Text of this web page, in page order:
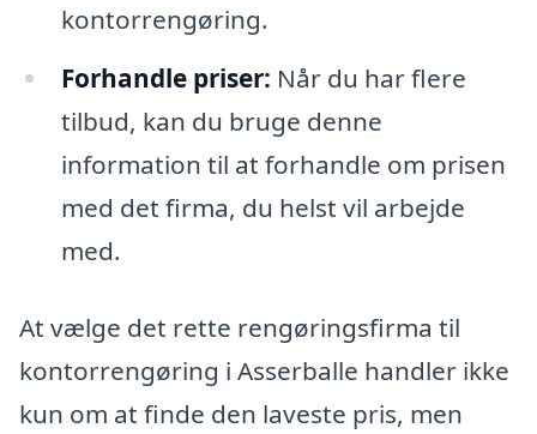
kontorrengøring.
Forhandle priser: Når du har flere
tilbud, kan du bruge denne
information til at forhandle om prisen
med det firma, du helst vil arbejde
med.
At vælge det rette rengøringsfirma til
kontorrengøring i Asserballe handler ikke
kun om at finde den laveste pris, men